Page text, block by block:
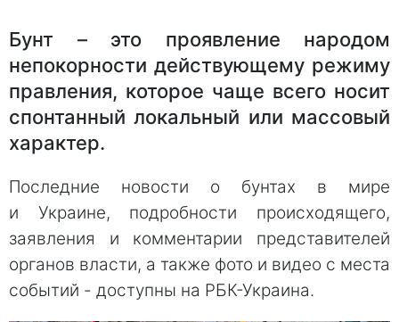
Бунт – это проявление народом
непокорности действующему режиму
правления, которое чаще всего носит
спонтанный локальный или массовый
характер.
Последние новости о бунтах в мире
и Украине, подробности происходящего,
заявления и комментарии представителей
органов власти, а также фото и видео с места
событий - доступны на РБК-Украина.